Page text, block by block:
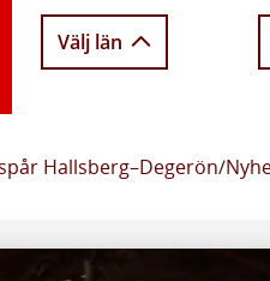
Välj län
Hallsberg–Degerön/